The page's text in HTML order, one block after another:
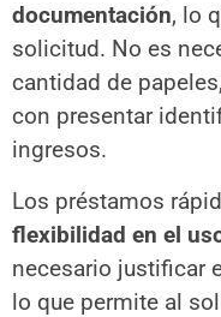
documentación, lo
solicitud. No es
cantidad de
con presentar
ingresos.
Los préstamos
flexibilidad en el
necesario justificar
lo que permite al